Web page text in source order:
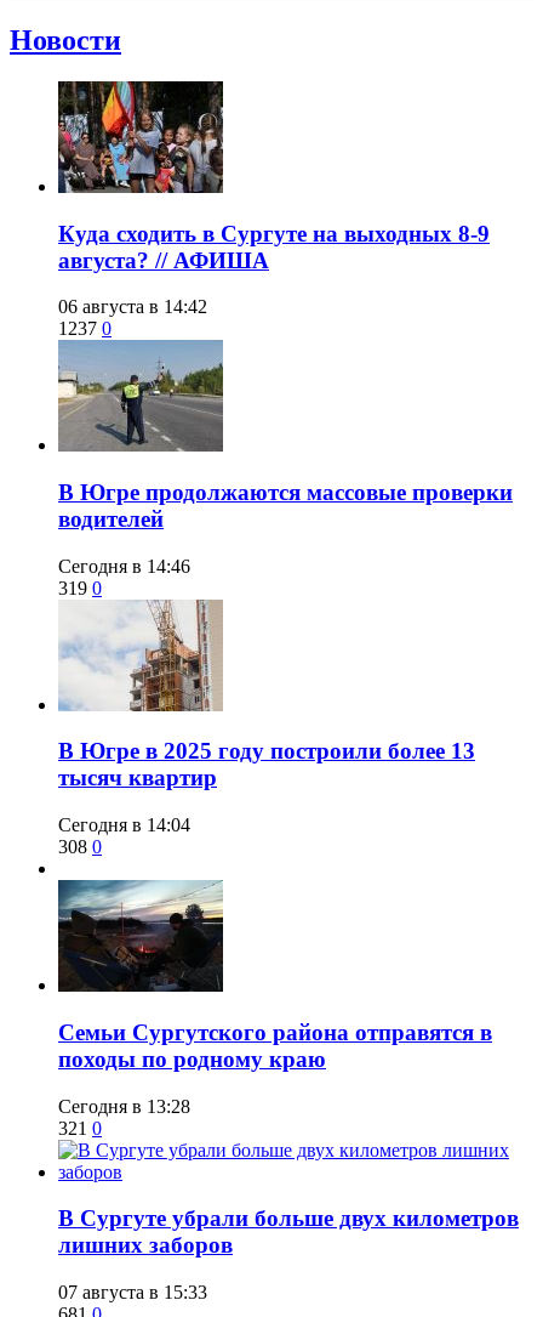
Новости
​Куда сходить в Сургуте на выходных 8-9
августа? // АФИША
06 августа в 14:42
1237 0
​В Югре продолжаются массовые проверки
водителей
Сегодня в 14:46
319 0
​В Югре в 2025 году построили более 13
тысяч квартир
Сегодня в 14:04
308 0
​Семьи Сургутского района отправятся в
походы по родному краю
Сегодня в 13:28
321 0
​В Сургуте убрали больше двух километров
лишних заборов
07 августа в 15:33